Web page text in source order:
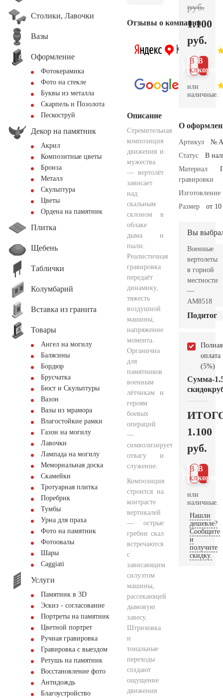
Столики, Лавочки
Вазы
Оформление
Фотокерамика
Фото на стекле
Буквы из металла
Скарпель и Позолота
Пескоструй
Декор на памятник
Акрил
Композитные цветы
Бронза
Металл
Скульптура
Цветы
Ордена на памятник
Плитка
Щебень
Таблички
Колумбарий
Вставка из гранита
Товары
Ангел на могилу
Балясины
Бордюр
Брусчатка
Бюст и Скульптуры
Вазон
Вазы из мрамора
Влагостойкие рамки
Газон на могилу
Лавочки
Лампада на могилу
Мемориальная доска
Скамейки
Тротуарная плитка
Поребрик
Тумбы
Урна для праха
Фото на памятник
Фотоовалы
Шары
Сaggiati
Услуги
Памятник в 3D
Эскиз - согласование
Портреты на памятник
Цветной портрет
Ручная гравировка
Гравировка с выездом
Ретушь на памятник
Восстановление фото
Антидождь
Благоустройство
Отзывы о компании
Описание
Стремительная
композиция
движения и
мужества
— вертолёт
зависает
над
скальным
склоном в
облаке
дыма и
пыли.
Реалистичная
гравировка
передаёт
динамику,
тяжесть
воздушной
машины,
напряжение
момента.
Органична
для
памятников
военным
лётчикам и
героям
боевых
операций
—
символизирует
отвагу и
служение.
Композиция
строится на
контрасте
вертикалей
— острые
гребни скал
встречаются
с
зависающим
силуэтом
машины,
рассекающей
дымовую
завесу.
Штриховка
и
тональные
переходы
создают
ощущение
движения
руб.
1.100
руб.
В
В 1
клик
или
наличные.
О
Артикул
№
Статус
В
Материал
гравировки
Изготовление
Размер
от
Вы
Военные
вертолеты
в горной
местности
—
AM8518
Подитог
Полная
оплата
(5%)
Сумма
скидок
-
1.100
руб.
В
В 1
клик
или
наличные.
Нашли
дешевле?
Сообщите
и
получите
скидку.